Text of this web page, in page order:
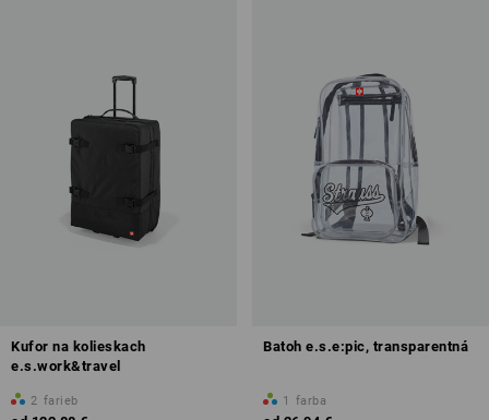
Kufor na kolieskach
e.s.work&travel
2 farieb
Batoh e.s.e:pic, transparentná
1 farba